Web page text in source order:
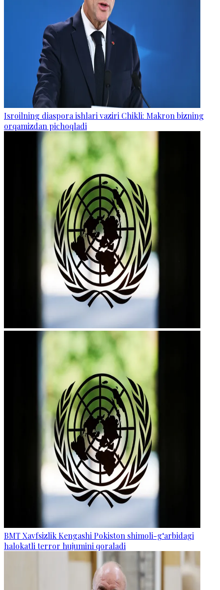
Isroilning diaspora ishlari vaziri Chikli: Makron bizning
orqamizdan pichoqladi
BMT Xavfsizlik Kengashi Pokiston shimoli-g‘arbidagi
halokatli terror hujumini qoraladi